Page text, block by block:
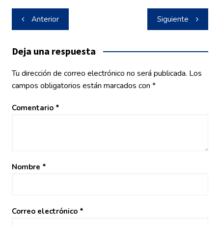
Navegación
de
entradas
Anterior Siguiente
Deja una respuesta
Tu dirección de correo electrónico no será publicada. Los
campos obligatorios están marcados con *
Comentario *
Nombre *
Correo electrónico *